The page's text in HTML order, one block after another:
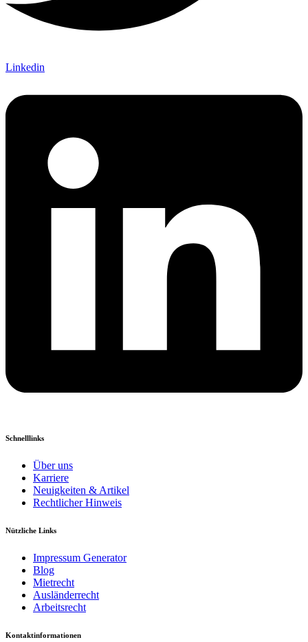
Linkedin
Schnelllinks
Über uns
Karriere
Neuigkeiten & Artikel
Rechtlicher Hinweis
Nützliche Links
Impressum Generator
Blog
Mietrecht
Ausländerrecht
Arbeitsrecht
Kontaktinformationen